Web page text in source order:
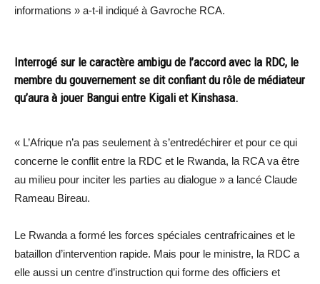
informations » a-t-il indiqué à Gavroche RCA.
Interrogé sur le caractère ambigu de l’accord avec la RDC, le
membre du gouvernement se dit confiant du rôle de médiateur
qu’aura à jouer Bangui entre Kigali et Kinshasa.
« L’Afrique n’a pas seulement à s’entredéchirer et pour ce qui
concerne le conflit entre la RDC et le Rwanda, la RCA va être
au milieu pour inciter les parties au dialogue » a lancé Claude
Rameau Bireau.
Le Rwanda a formé les forces spéciales centrafricaines et le
bataillon d’intervention rapide. Mais pour le ministre, la RDC a
elle aussi un centre d’instruction qui forme des officiers et